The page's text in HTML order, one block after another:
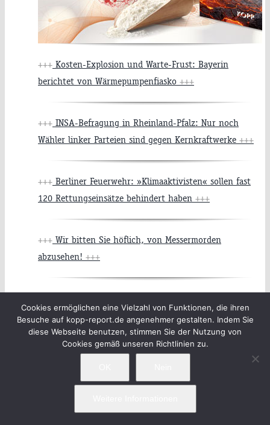
+++ Kosten-Explosion und Warte-Frust: Bayerin
berichtet von Wärmepumpenfiasko +++
+++ INSA-Befragung in Rheinland-Pfalz: Nur noch
Wähler linker Parteien sind gegen Kernkraftwerke +++
+++ Berliner Feuerwehr: »Klimaaktivisten« sollen fast
120 Rettungseinsätze behindert haben +++
+++ Wir bitten Sie höflich, von Messermorden
abzusehen! +++
Sprachwissenschaftler sagen »Schluss damit!« +++
Cookies ermöglichen eine Vielzahl von Funktionen, die ihren
Besuche auf kopp-report.de angenehmer gestalten. Indem Sie
diese Webseite benutzen, stimmen Sie der Nutzung von
Cookies gemäß unseren Richtlinien zu.